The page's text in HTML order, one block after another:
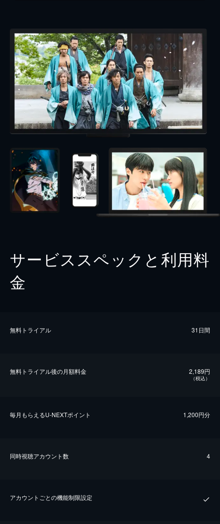
サービススペックと利用料
金
無料トライアル 31日間
無料トライアル後の⽉額料金 2,189円
（税込）
毎⽉もらえるU-NEXTポイント 1,200円分
同時視聴アカウント数 4
アカウントごとの機能制限設定